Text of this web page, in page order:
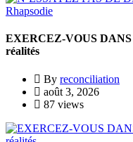
Rhapsodie
EXERCEZ-VOUS DANS
réalités
By reconciliation
août 3, 2026
87 views